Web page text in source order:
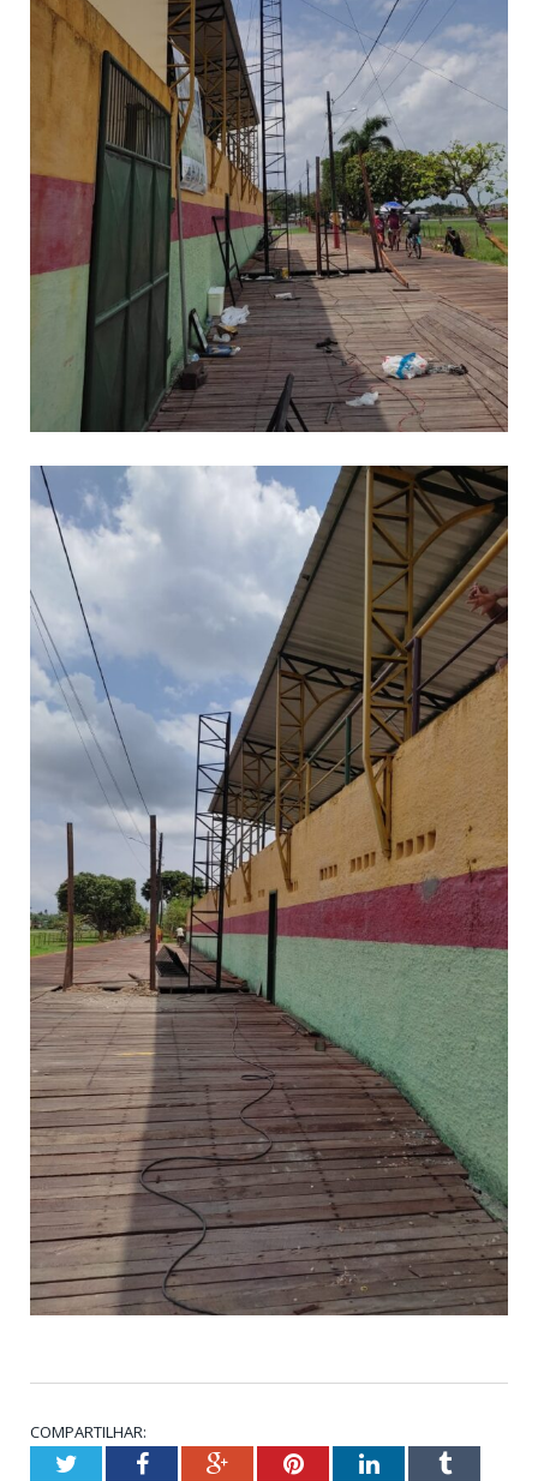
COMPARTILHAR:
TwitterFacebookGoogle+PinterestLinkedInTumblr